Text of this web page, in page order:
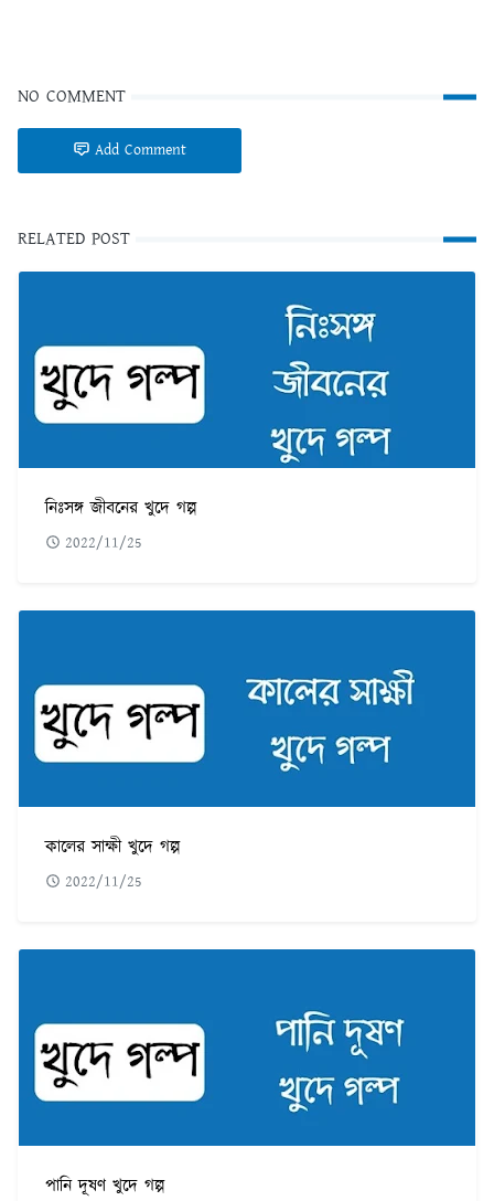
NO COMMENT
Add Comment
RELATED POST
নিঃসঙ্গ জীবনের খুদে গল্প
2022/11/25
কালের সাক্ষী খুদে গল্প
2022/11/25
পানি দূষণ খুদে গল্প